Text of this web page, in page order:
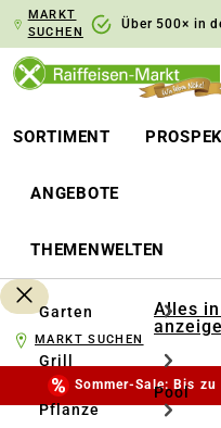
Zur
MARKT
SUCHEN
Über 500× in
SORTIMENT
ANGEBOTE
THEMENWELTEN
Garten
Grill
Pflanze
Alles
Pool
MARKT SUCHEN
Sommer-Sale: Bis